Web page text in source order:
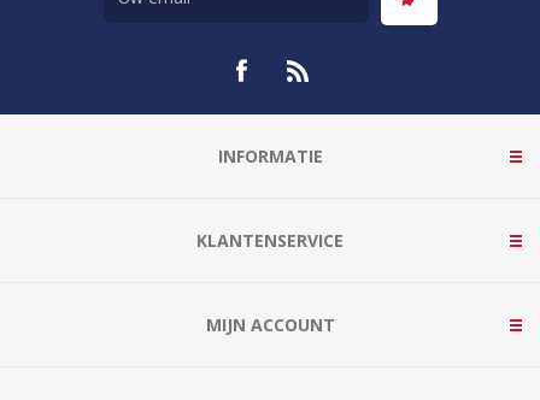
INFORMATIE
KLANTENSERVICE
MIJN ACCOUNT